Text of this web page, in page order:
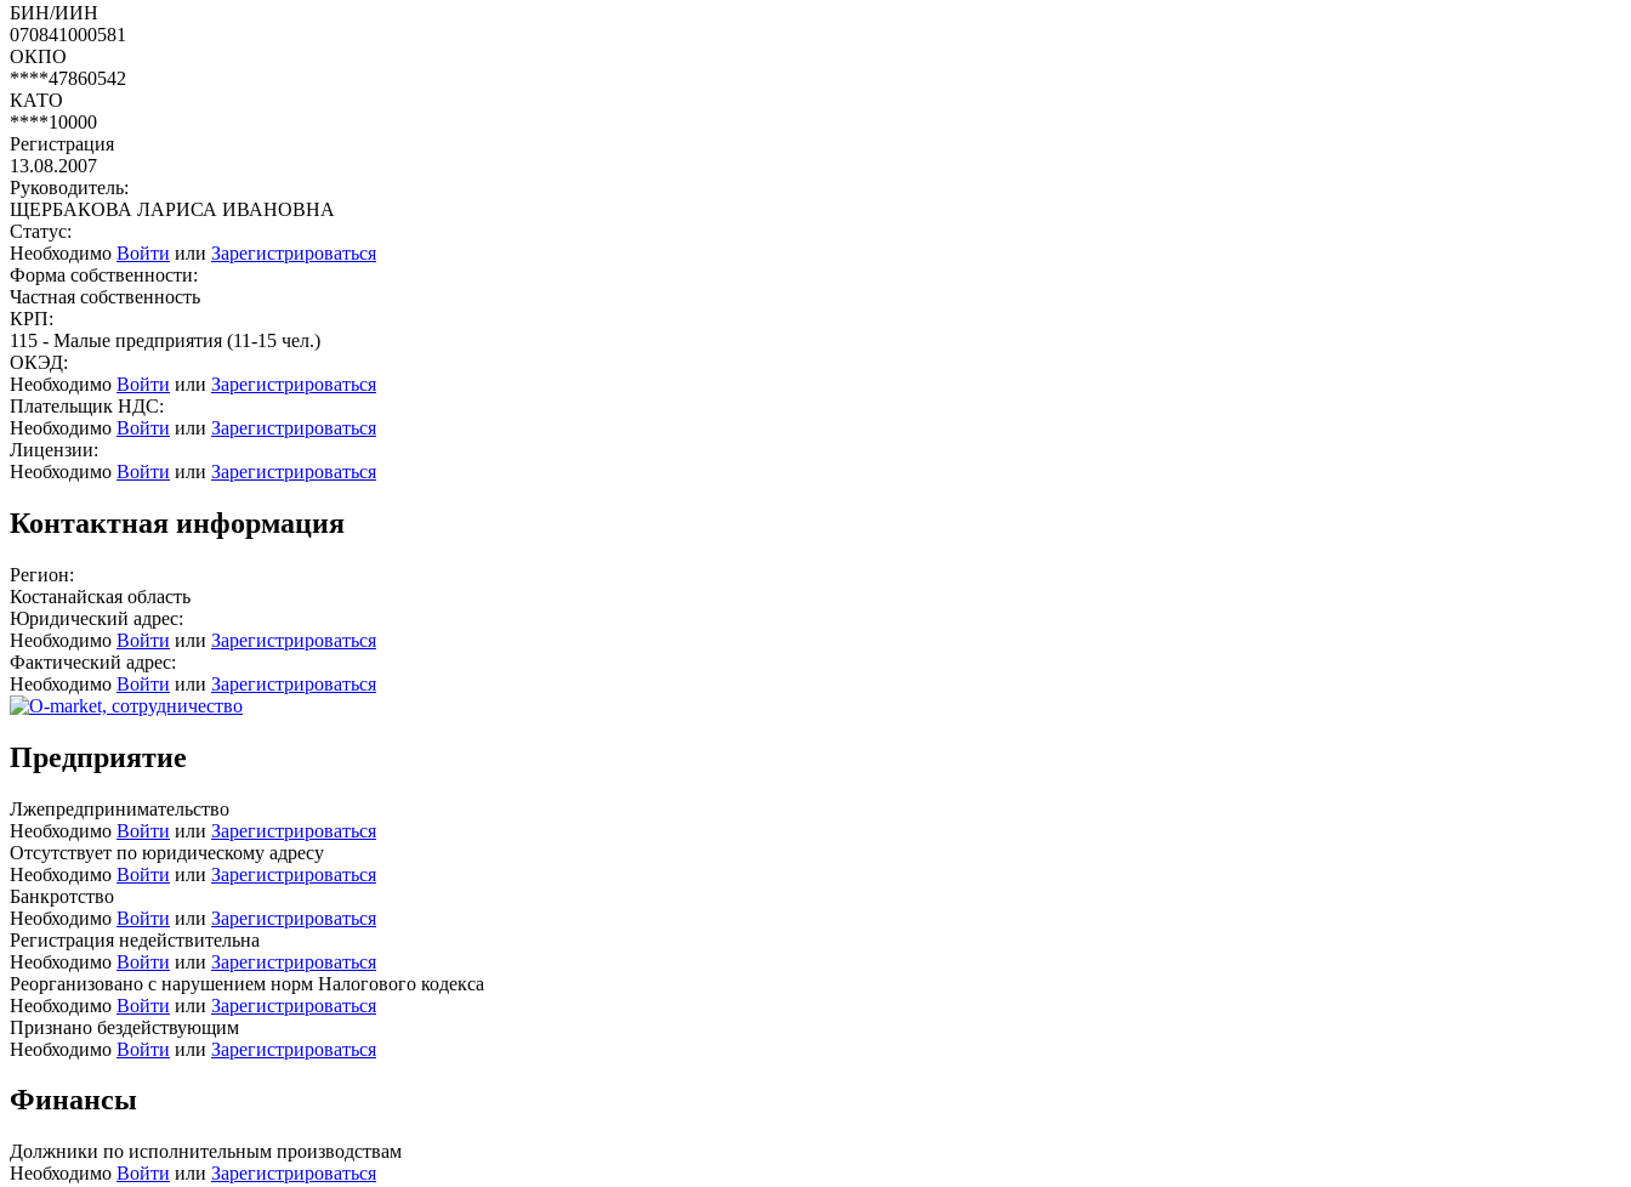
БИН/ИИН
070841000581
ОКПО
****47860542
КАТО
****10000
Регистрация
13.08.2007
Руководитель:
ЩЕРБАКОВА ЛАРИСА ИВАНОВНА
Статус:
Необходимо Войти или Зарегистрироваться
Форма собственности:
Частная собственность
КРП:
115 - Малые предприятия (11-15 чел.)
ОКЭД:
Необходимо Войти или Зарегистрироваться
Плательщик НДС:
Необходимо Войти или Зарегистрироваться
Лицензии:
Необходимо Войти или Зарегистрироваться
Контактная информация
Регион:
Костанайская область
Юридический адрес:
Необходимо Войти или Зарегистрироваться
Фактический адрес:
Необходимо Войти или Зарегистрироваться
Предприятие
Лжепредпринимательство
Необходимо Войти или Зарегистрироваться
Отсутствует по юридическому адресу
Необходимо Войти или Зарегистрироваться
Банкротство
Необходимо Войти или Зарегистрироваться
Регистрация недействительна
Необходимо Войти или Зарегистрироваться
Реорганизовано с нарушением норм Налогового кодекса
Необходимо Войти или Зарегистрироваться
Признано бездействующим
Необходимо Войти или Зарегистрироваться
Финансы
Должники по исполнительным производствам
Необходимо Войти или Зарегистрироваться